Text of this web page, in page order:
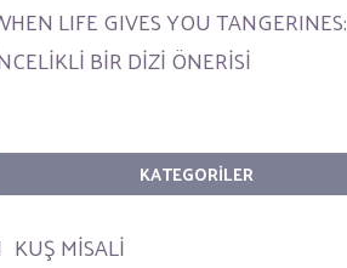
LIFE GIVES YOU TANGERINES:
BİR DİZİ ÖNERİSİ
KATEGORILER
KUŞ MİSALİ